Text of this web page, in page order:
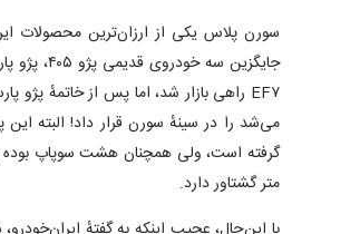
سورن پلاس یکی از ارزان‌ترین
متر گشتاور دارد.